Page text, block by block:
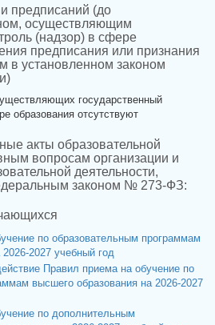
предписаний (до
осуществляющим
(надзор) в сфере
предписания или признания
в установленном законом
государственный
образования отсутствуют
акты образовательной
вопросам организации и
деятельности,
законом № 273-ФЗ:
по образовательным программам
2027 учебный год
Правил приема на обучение по
высшего образования на 2026-2027
по дополнительным